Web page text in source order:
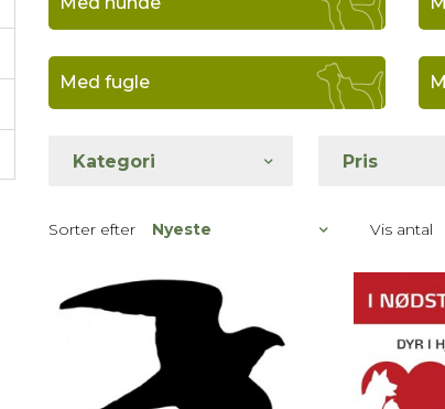
Med fugle
Kategori Pris
Sorter efter Vis antal